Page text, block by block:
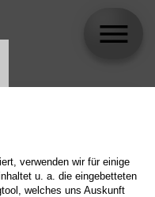
verwenden wir für einige
u. a. die eingebetteten
welches uns Auskunft